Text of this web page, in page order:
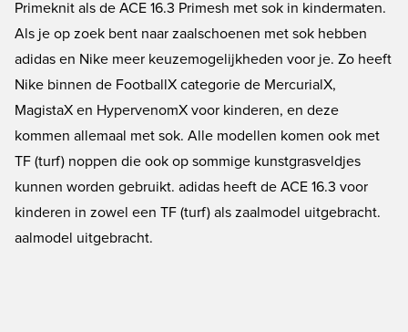
Primeknit als de ACE 16.3 Primesh met sok in kindermaten.
Als je op zoek bent naar zaalschoenen met sok hebben
adidas en Nike meer keuzemogelijkheden voor je. Zo heeft
Nike binnen de FootballX categorie de MercurialX,
MagistaX en HypervenomX voor kinderen, en deze
kommen allemaal met sok. Alle modellen komen ook met
TF (turf) noppen die ook op sommige kunstgrasveldjes
kunnen worden gebruikt. adidas heeft de ACE 16.3 voor
kinderen in zowel een TF (turf) als zaalmodel uitgebracht.
aalmodel uitgebracht.